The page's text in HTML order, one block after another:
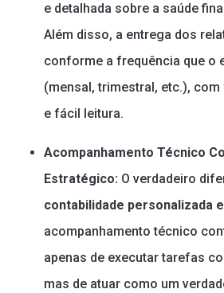
e detalhada sobre a saúde
Além disso, a entrega dos
conforme a frequência que o
(mensal, trimestral, etc.),
e fácil leitura.
Acompanhamento Técnico
Estratégico: O verdadeiro
contabilidade personalizada
acompanhamento técnico
apenas de executar tarefas
mas de atuar como um